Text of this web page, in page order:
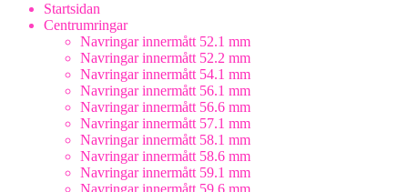
Startsidan
Centrumringar
Navringar innermått 52.1 mm
Navringar innermått 52.2 mm
Navringar innermått 54.1 mm
Navringar innermått 56.1 mm
Navringar innermått 56.6 mm
Navringar innermått 57.1 mm
Navringar innermått 58.1 mm
Navringar innermått 58.6 mm
Navringar innermått 59.1 mm
Navringar innermått 59.6 mm